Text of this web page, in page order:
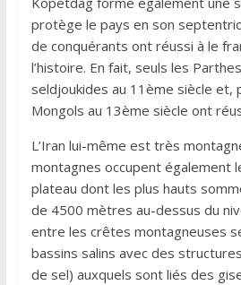
protège le pays en son
de conquérants ont réussi à le
l’histoire. En fait, seuls les
seldjoukides au 11ème siècle et,
Mongols au 13ème siècle ont
L’Iran lui-même est très
montagnes occupent également
plateau dont les plus hauts
de 4500 mètres au-dessus du
entre les crêtes montagneuses
bassins salins avec des
de sel) auxquels sont liés des